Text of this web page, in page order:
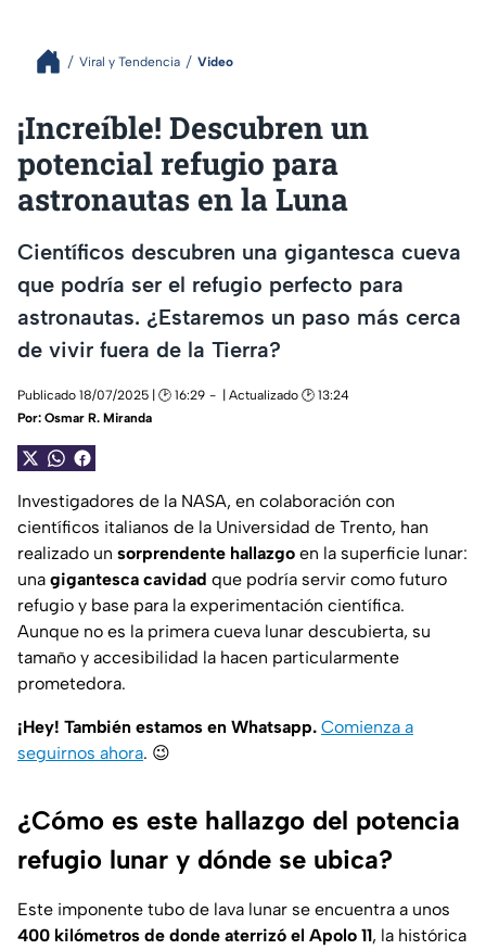
Viral y Tendencia Video
¡Increíble! Descubren un
potencial refugio para
astronautas en la Luna
Científicos descubren una gigantesca cueva
que podría ser el refugio perfecto para
astronautas. ¿Estaremos un paso más cerca
de vivir fuera de la Tierra?
Publicado 18/07/2025 | 🕑 16:29
| Actualizado 🕑 13:24
Por: Osmar R. Miranda
Investigadores de la NASA, en colaboración con
científicos italianos de la Universidad de Trento, han
realizado un sorprendente hallazgo en la superficie lunar:
una gigantesca cavidad que podría servir como futuro
refugio y base para la experimentación científica.
Aunque no es la primera cueva lunar descubierta, su
tamaño y accesibilidad la hacen particularmente
prometedora.
¡Hey! También estamos en Whatsapp. Comienza a
seguirnos ahora. 😉
¿Cómo es este hallazgo del potencia
refugio lunar y dónde se ubica?
Este imponente tubo de lava lunar se encuentra a unos
400 kilómetros de donde aterrizó el Apolo 11, la histórica